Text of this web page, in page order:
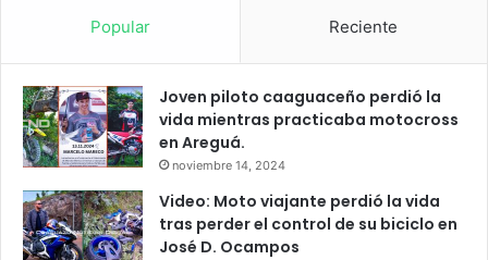
Popular Reciente
Joven piloto caaguaceño perdió la
vida mientras practicaba motocross
en Areguá.
noviembre 14, 2024
Video: Moto viajante perdió la vida
tras perder el control de su biciclo en
José D. Ocampos